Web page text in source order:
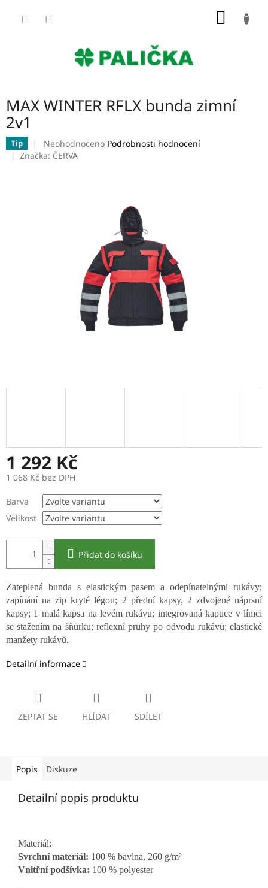
MAX WINTER RFLX bunda zimní
2v1
Tip
Průměrné
hodnocení
Neohodnoceno Podrobnosti hodnocení
Značka: ČERVA
1 292 Kč
1 068 Kč bez DPH
cena:
Barva
Velikost
Přidat do košíku
Zateplená bunda s elastickým pasem a odepínatelnými rukávy;
zapínání na zip kryté légou; 2 přední kapsy, 2 zdvojené náprsní
kapsy; 1 malá kapsa na levém rukávu; integrovaná kapuce v límci
se stažením na šňůrku; reflexní pruhy po odvodu rukávů; elastické
manžety rukávů.
Detailní informace
ZEPTAT SE HLÍDAT SDÍLET
Popis Diskuze
Detailní popis produktu
Materiál:
Svrchní materiál: 100 % bavlna, 260 g/m²
Vnitřní podšívka: 100 % polyester